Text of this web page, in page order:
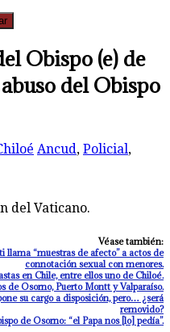
Obispo (e) de
del Obispo
Ancud, Policial,
del Vaticano.
Véase también:
“muestras de afecto” a actos de
connotación sexual con menores.
en Chile, entre ellos uno de Chiloé.
de Osorno, Puerto Montt y Valparaíso.
su cargo a disposición, pero… ¿será
removido?
de Osorno: “el Papa nos [lo] pedía”.